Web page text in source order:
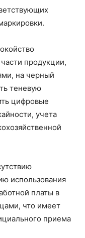
продукции,
на черный
теневую
цифровые
учета
использования
платы в
что имеет
приема